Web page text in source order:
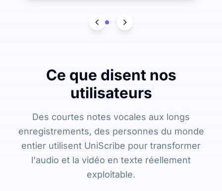
Ce que disent nos
utilisateurs
Des courtes notes vocales aux longs
enregistrements, des personnes du monde
entier utilisent UniScribe pour transformer
l'audio et la vidéo en texte réellement
exploitable.